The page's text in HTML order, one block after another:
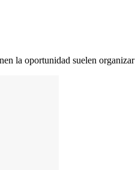
la oportunidad suelen